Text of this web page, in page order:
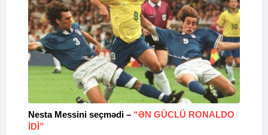
Nesta Messini seçmədi – “ƏN GÜCLÜ RONALDO
IDI”